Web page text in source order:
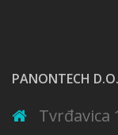
PANONTECH
Tvrđavica